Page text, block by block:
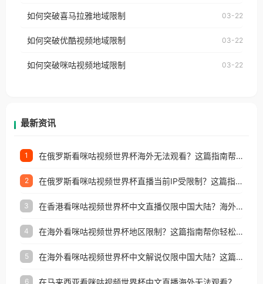
台湾、美国、加拿大、澳大利亚、欧洲等国家和地区
权限制所困扰。
国、加拿大、澳大利亚、欧洲等国家和地区时，网易
制问题，且仅能在中国大陆地区播放。 遇到这个问题
户收听网易云音乐地区版权限制」的问题，无论人在
如何突破喜马拉雅地域限制 03-22
如何突破优酷视频地域限制 03-22
如何突破咪咕视频地域限制 03-22
最新资讯
1 在俄罗斯看咪咕视频世界杯海外无法观看？这篇指南帮你搞定所有体育赛事直播难题
2 在俄罗斯看咪咕视频世界杯直播当前IP受限制？这篇指南帮你搞定海外观赛难题
3 在香港看咪咕视频世界杯中文直播仅限中国大陆？海外党体育观赛终极指南
4 在海外看咪咕视频世界杯地区限制？这篇指南帮你轻松解锁中文解说赛事
5 在海外看咪咕视频世界杯中文解说仅限中国大陆？这篇指南帮你突破限制看遍赛事
6